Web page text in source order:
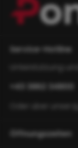
Service-Hotline
+43 3862 34800
Öffnungszeiten